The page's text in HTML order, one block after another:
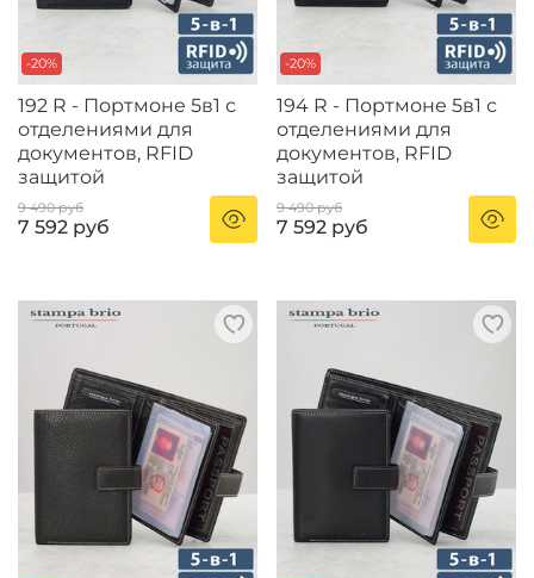
-20%
192 R - Портмоне 5в1 с
отделениями для
документов, RFID
защитой
9 490 руб
7 592 руб
-20%
194 R - Портмоне 5в1 с
отделениями для
документов, RFID
защитой
9 490 руб
7 592 руб